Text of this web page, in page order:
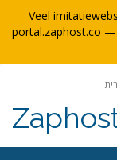
Veel
portal.zaphost.co